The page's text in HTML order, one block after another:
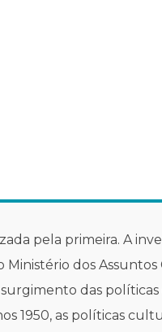
pela primeira. A
dos
das
1950, as políticas